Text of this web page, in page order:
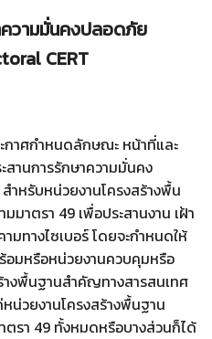
ความมั่นคงปลอดภัย
CERT
กาศกำหนดลักษณะ หน้าที่และ
านการรักษาความมั่นคง
ำหรับหน่วยงานโครงสร้างพื้น
าตรา 49 เพื่อประสานงาน เฝ้า
มทางไซเบอร์ โดยจะกำหนดให้
มหรือหน่วยงานควบคุมหรือ
งพื้นฐานสำคัญทางสารสนเทศ
น่วยงานโครงสร้างพื้นฐาน
รา 49 ทั้งหมดหรือบางส่วนก็ได้